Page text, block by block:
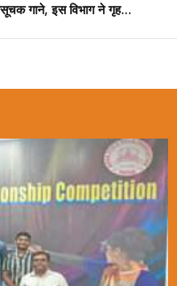
गाने, इस विभाग ने गृह...